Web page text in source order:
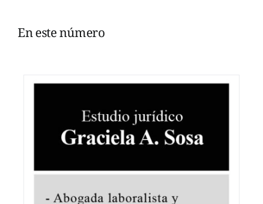
En este número